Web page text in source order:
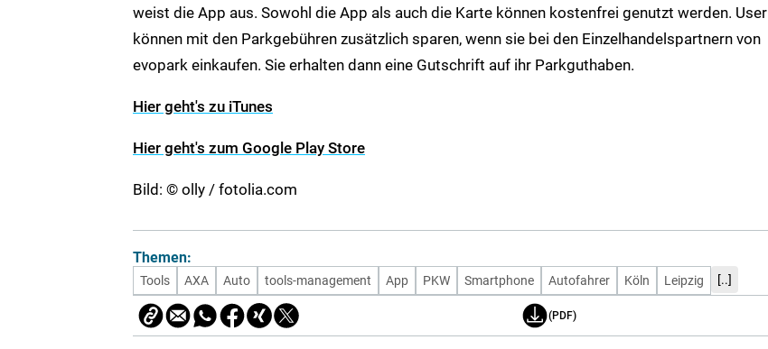
weist die App aus. Sowohl die App als auch die Karte können kostenfrei genutzt werden. User
können mit den Parkgebühren zusätzlich sparen, wenn sie bei den Einzelhandelspartnern von
evopark einkaufen. Sie erhalten dann eine Gutschrift auf ihr Parkguthaben.
Hier geht's zu iTunes
Hier geht's zum Google Play Store
Bild: © olly / fotolia.com
Themen:
Tools AXA Auto tools-management App PKW Smartphone Autofahrer Köln Leipzig [..]
(PDF)